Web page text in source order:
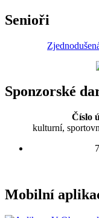
Senioři
Sponzorské
Číslo
kulturní,
Mobilní